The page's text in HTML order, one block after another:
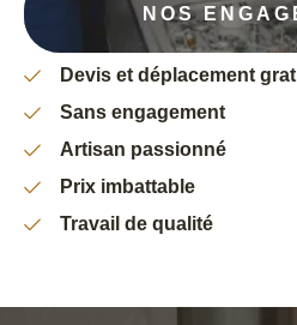
NOS
Devis et déplacement
Sans engagement
Artisan passionné
Prix imbattable
Travail de qualité